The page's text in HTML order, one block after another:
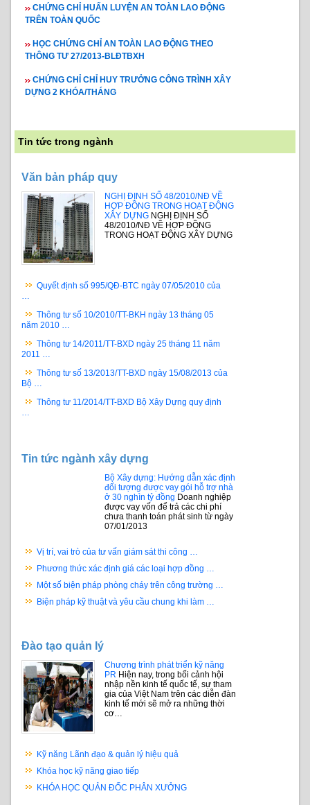
CHỨNG CHỈ HUẤN LUYỆN AN TOÀN LAO ĐỘNG
TRÊN TOÀN QUỐC
HỌC CHỨNG CHỈ AN TOÀN LAO ĐỘNG THEO
THÔNG TƯ 27/2013-BLĐTBXH
CHỨNG CHỈ CHỈ HUY TRƯỞNG CÔNG TRÌNH XÂY
DỰNG 2 KHÓA/THÁNG
Tin tức trong ngành
Văn bản pháp quy
NGHỊ ĐỊNH SỐ 48/2010/NĐ VỀ
HỢP ĐỒNG TRONG HOẠT ĐỘNG
XÂY DỰNG NGHỊ ĐỊNH SỐ
48/2010/NĐ VỀ HỢP ĐỒNG
TRONG HOẠT ĐỘNG XÂY DỰNG
Quyết định số 995/QĐ-BTC ngày 07/05/2010 của
…
Thông tư số 10/2010/TT-BKH ngày 13 tháng 05
năm 2010 …
Thông tư 14/2011/TT-BXD ngày 25 tháng 11 năm
2011 …
Thông tư số 13/2013/TT-BXD ngày 15/08/2013 của
Bộ …
Thông tư 11/2014/TT-BXD Bộ Xây Dựng quy định
…
Tin tức ngành xây dựng
Bộ Xây dựng: Hướng dẫn xác định
đối tượng được vay gói hỗ trợ nhà
ở 30 nghìn tỷ đồng Doanh nghiệp
được vay vốn để trả các chi phí
chưa thanh toán phát sinh từ ngày
07/01/2013
Vị trí, vai trò của tư vấn giám sát thi công …
Phương thức xác định giá các loại hợp đồng …
Một số biện pháp phòng cháy trên công trường …
Biện pháp kỹ thuật và yêu cầu chung khi làm …
Đào tạo quản lý
Chương trình phát triển kỹ năng
PR Hiện nay, trong bối cảnh hội
nhập nền kinh tế quốc tế, sự tham
gia của Việt Nam trên các diễn đàn
kinh tế mới sẽ mở ra những thời
cơ…
Kỹ năng Lãnh đạo & quản lý hiệu quả
Khóa học kỹ năng giao tiếp
KHÓA HỌC QUẢN ĐỐC PHÂN XƯỞNG